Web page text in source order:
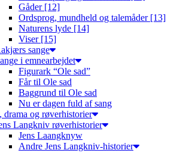
Gåder [12]
Ordsprog, mundheld og talemåder [13]
Naturens lyde [14]
Viser [15]
sange
i emnearbejdet
Figurark “Ole sad”
Får til Ole sad
Baggrund til Ole sad
Nu er dagen fuld af sang
drama og røverhistorier
Langkniv røverhistorier
Jens Laangknyw
Andre Jens Langkniv-historier